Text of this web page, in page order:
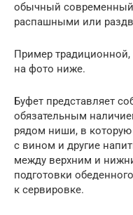
обычный современный
распашными или
Пример
на фото ниже.
Буфет представляет
обязательным
рядом ниши, в которую
с вином и другие
между верхним и
подготовки
к сервировке.